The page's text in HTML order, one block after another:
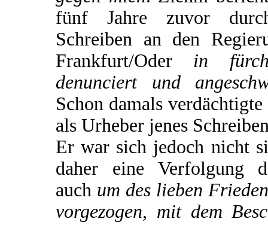
fünf Jahre zuvor
Schreiben an den
Frankfurt/Oder in
denunciert und
Schon damals
als Urheber jenes
Er war sich jedoch nicht
daher eine Verfolgung
auch um des lieben
vorgezogen, mit dem